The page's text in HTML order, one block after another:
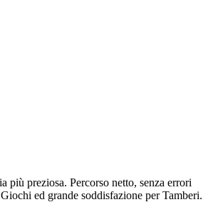
preziosa. Percorso netto, senza errori
ed grande soddisfazione per Tamberi.